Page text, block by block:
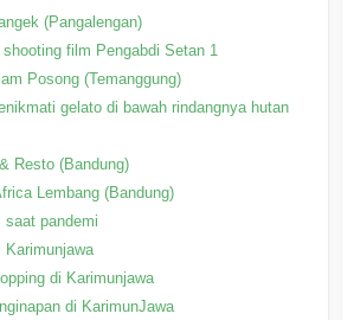
(Pangalengan)
film Pengabdi Setan 1
Posong (Temanggung)
gelato di bawah rindangnya hutan
Resto (Bandung)
Lembang (Bandung)
saat pandemi
Karimunjawa
di Karimunjawa
di KarimunJawa